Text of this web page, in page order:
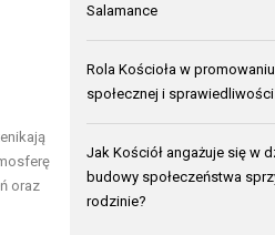
oraz
Salamance
Rola Kościoła w
społecznej i
Jak Kościół angażuje się w
budowy społeczeństwa
rodzinie?